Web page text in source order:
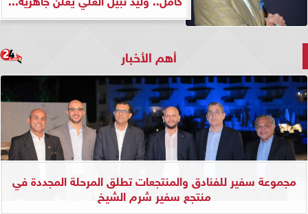
أهم الأخبار
مجموعة سفير للفنادق والمنتجعات تطلق المرحلة المجددة في
منتجع سفير شرم الشيخ